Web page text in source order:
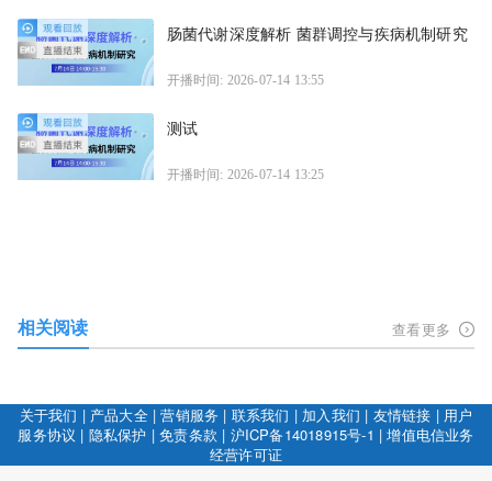
肠菌代谢深度解析 菌群调控与疾病机制研究
开播时间: 2026-07-14 13:55
测试
开播时间: 2026-07-14 13:25
相关阅读 查看更多
关于我们 | 产品大全|营销服务 | 联系我们 | 加入我们 | 友情链接 | 用户
服务协议 | 隐私保护 |免责条款 | 沪ICP备14018915号-1 |增值电信业务
经营许可证